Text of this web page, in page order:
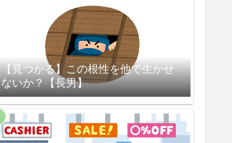
【見つかる】この根性を他で生かせ
ないか？【長男】